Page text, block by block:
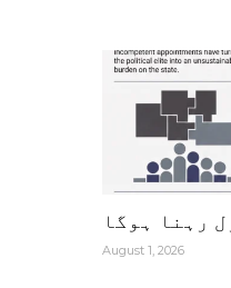
رہنا ہوگا
August 1, 2026